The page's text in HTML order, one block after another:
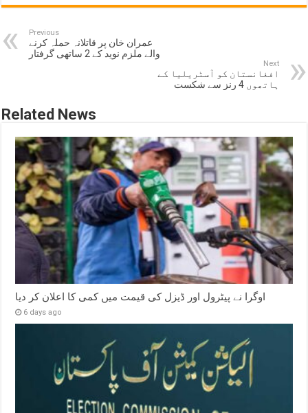
Previous
عمران خان پر قاتلانہ حملہ کرنے
والے ملزم نوید کے 2 ساتھی گرفتار
Next
افغانستان کو آسٹریلیا کے
ہاتھوں 4 رنز سے شکست
Related News
اوگرا نے پیٹرول اور ڈیزل کی قیمت میں کمی کا اعلان کر دیا
6 days ago